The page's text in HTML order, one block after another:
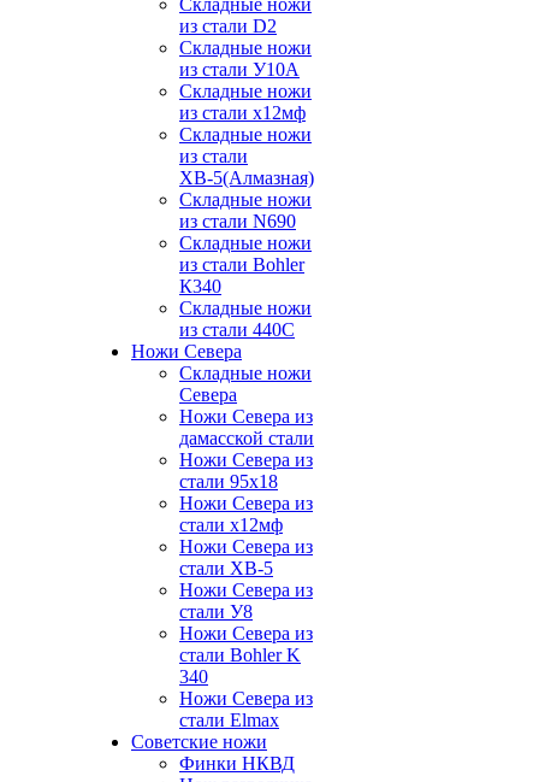
Складные ножи
из стали D2
Складные ножи
из стали У10А
Складные ножи
из стали х12мф
Складные ножи
из стали
ХВ-5(Алмазная)
Складные ножи
из стали N690
Складные ножи
из стали Bohler
К340
Складные ножи
из стали 440С
Ножи Севера
Складные ножи
Севера
Ножи Севера из
дамасской стали
Ножи Севера из
стали 95х18
Ножи Севера из
стали х12мф
Ножи Севера из
стали ХВ-5
Ножи Севера из
стали У8
Ножи Севера из
стали Bohler K
340
Ножи Севера из
стали Elmax
Советские ножи
Финки НКВД